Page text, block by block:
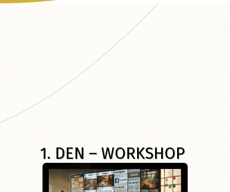
1. DEN – WORKSHOP